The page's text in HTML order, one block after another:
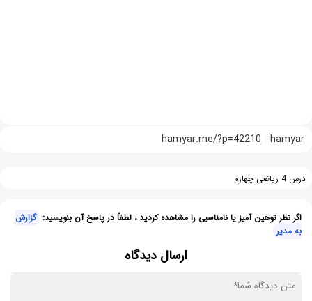
hamyar
hamyar.me/?p=42210
درس 4 ریاضی چهارم
اگر نظر توهین آمیز یا نامناسبی را مشاهده کردید ، لطفاً در پاسخ آن بنویسید: گزارش
به مدیر
ارسال دیدگاه